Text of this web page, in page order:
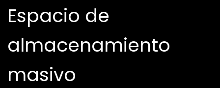
Espacio de
almacenamiento
masivo